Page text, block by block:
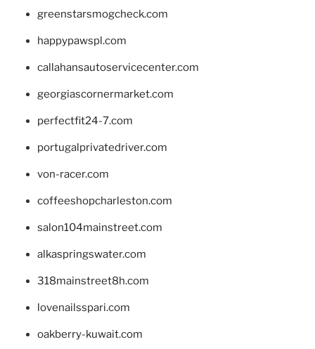
greenstarsmogcheck.com
happypawspl.com
callahansautoservicecenter.com
georgiascornermarket.com
perfectfit24-7.com
portugalprivatedriver.com
von-racer.com
coffeeshopcharleston.com
salon104mainstreet.com
alkaspringswater.com
318mainstreet8h.com
lovenailsspari.com
oakberry-kuwait.com